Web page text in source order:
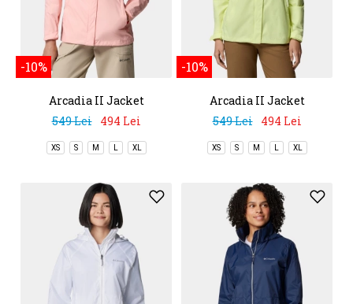
-10%
Arcadia II Jacket
549 Lei
494 Lei
XS S M L XL
-10%
Arcadia II Jacket
549 Lei
494 Lei
XS S M L XL